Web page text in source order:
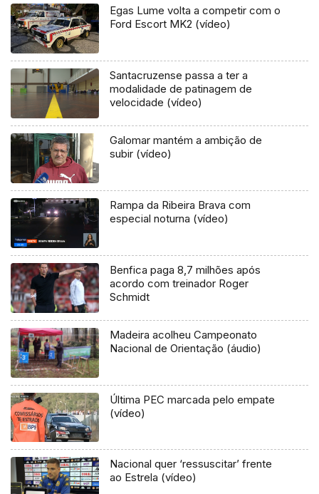
Egas Lume volta a competir com o
Ford Escort MK2 (vídeo)
Santacruzense passa a ter a
modalidade de patinagem de
velocidade (vídeo)
Galomar mantém a ambição de
subir (vídeo)
Rampa da Ribeira Brava com
especial noturna (vídeo)
Benfica paga 8,7 milhões após
acordo com treinador Roger
Schmidt
Madeira acolheu Campeonato
Nacional de Orientação (áudio)
Última PEC marcada pelo empate
(vídeo)
Nacional quer ‘ressuscitar’ frente
ao Estrela (vídeo)